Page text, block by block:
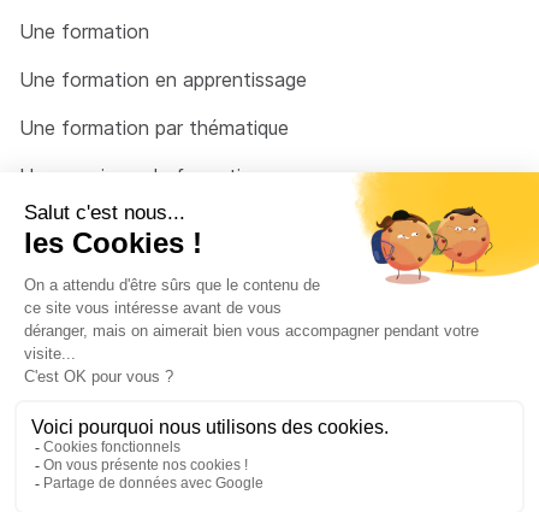
Une formation
Une formation en apprentissage
Une formation par thématique
Un organisme de formation
Un conseiller
© 2026 - Côté Formations - par Via Compétences
Menu Pied de page
Mentions Légales